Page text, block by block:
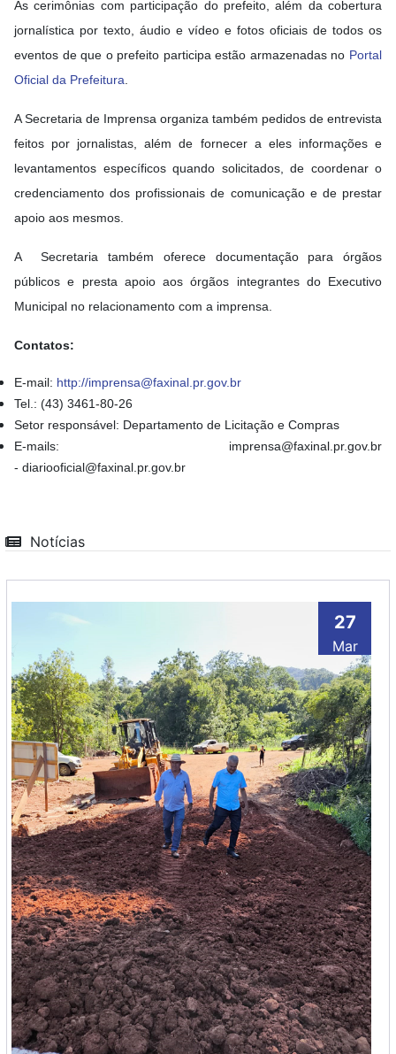
As cerimônias com participação do prefeito, além da cobertura
jornalística por texto, áudio e vídeo e fotos oficiais de todos os
eventos de que o prefeito participa estão armazenadas no Portal
Oficial da Prefeitura
A Secretaria de Imprensa organiza também pedidos de entrevista
feitos por jornalistas, além de fornecer a eles informações e
levantamentos específicos quando solicitados, de coordenar o
credenciamento dos profissionais de comunicação e de prestar
apoio aos mesmos.
A Secretaria também oferece documentação para órgãos
públicos e presta apoio aos órgãos integrantes do Executivo
Municipal no relacionamento com a imprensa.
Contatos:
E-mail: http://imprensa@faxinal.pr.gov.br
Tel.: (43) 3461-80-26
Setor responsável: Departamento de Licitação e Compras
E-mails: imprensa@faxinal.pr.gov.br
- diariooficial@faxinal.pr.gov.br
Notícias
27
Mar